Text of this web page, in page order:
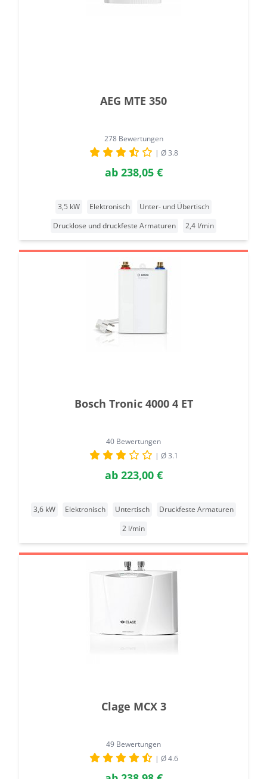
AEG MTE 350
278 Bewertungen
| Ø 3.8
ab238,05 €
3,5 kW Elektronisch
Unter- und Übertisch
Drucklose und druckfeste Armaturen
2,4 l/min
Bosch Tronic 4000 4 ET
40 Bewertungen
| Ø 3.1
ab223,00 €
3,6 kW Elektronisch Untertisch
Druckfeste Armaturen
2 l/min
Clage MCX 3
49 Bewertungen
| Ø 4.6